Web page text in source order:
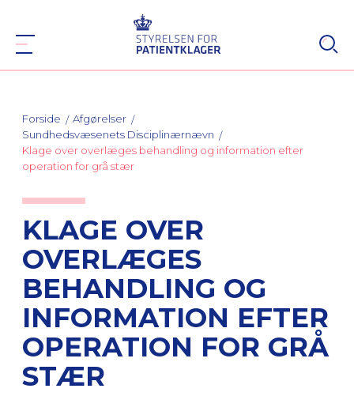
Forside
Afgørelser
Sundhedsvæsenets Disciplinærnævn
Klage over overlæges behandling og information efter
operation for grå stær
KLAGE OVER
OVERLÆGES
BEHANDLING OG
INFORMATION EFTER
OPERATION FOR GRÅ
STÆR